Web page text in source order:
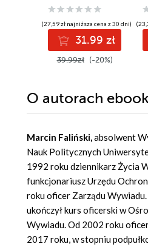
(27,59 zł najniższa cena z 30 dni)
31.99 zł
39.99zł (-20%)
O autorach
Marcin Faliński,absolwent
Nauk Politycznych
1992 roku dziennikarz Życia
funkcjonariusz Urzędu
roku oficer Zarządu
ukończył kurs oficerski w
Wywiadu. Od 2002 roku
2017 roku, w stopniu